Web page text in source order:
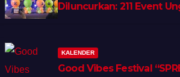
Diluncurkan: 211 Event
KALENDER
Good Vibes Festival